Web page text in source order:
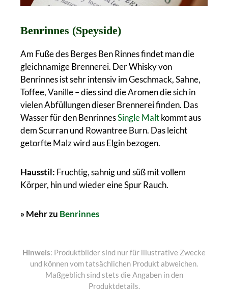
Benrinnes (Speyside)
Am Fuße des Berges Ben Rinnes findet man die
gleichnamige Brennerei. Der Whisky von
Benrinnes ist sehr intensiv im Geschmack, Sahne,
Toffee, Vanille – dies sind die Aromen die sich in
vielen Abfüllungen dieser Brennerei finden. Das
Wasser für den BenrinnesSingle Maltkommt aus
dem Scurran und Rowantree Burn. Das leicht
getorfte Malz wird aus Elgin bezogen.
Hausstil: Fruchtig, sahnig und süß mit vollem
Körper, hin und wieder eine Spur Rauch.
» Mehr zu Benrinnes
Hinweis: Produktbilder sind nur für illustrative Zwecke
und können vom tatsächlichen Produkt abweichen.
Maßgeblich sind stets die Angaben in den
Produktdetails.